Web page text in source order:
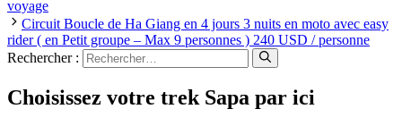
voyage
Circuit Boucle de Ha Giang en 4 jours 3 nuits en moto avec easy
rider ( en Petit groupe – Max 9 personnes ) 240 USD / personne
Rechercher :
Choisissez votre trek Sapa par ici